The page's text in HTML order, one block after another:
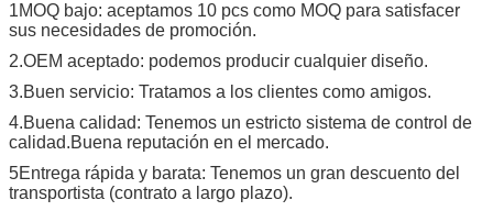
1MOQ bajo: aceptamos 10 pcs como MOQ para satisfacer
sus necesidades de promoción.
2.OEM aceptado: podemos producir cualquier diseño.
3.Buen servicio: Tratamos a los clientes como amigos.
4.Buena calidad: Tenemos un estricto sistema de control de
calidad.Buena reputación en el mercado.
5Entrega rápida y barata: Tenemos un gran descuento del
transportista (contrato a largo plazo).